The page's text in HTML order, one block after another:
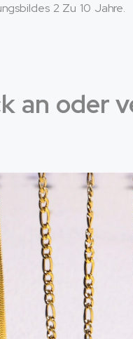
2 Zu 10 Jahre.
an oder